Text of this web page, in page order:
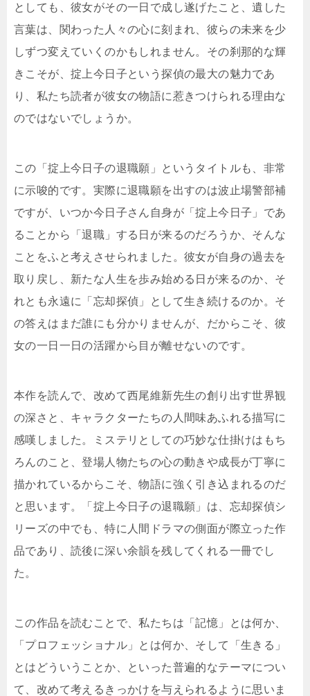
としても、彼女がその一日で成し遂げたこと、遺した
言葉は、関わった人々の心に刻まれ、彼らの未来を少
しずつ変えていくのかもしれません。その刹那的な輝
きこそが、掟上今日子という探偵の最大の魅力であ
り、私たち読者が彼女の物語に惹きつけられる理由な
のではないでしょうか。
この「掟上今日子の退職願」というタイトルも、非常
に示唆的です。実際に退職願を出すのは波止場警部補
ですが、いつか今日子さん自身が「掟上今日子」であ
ることから「退職」する日が来るのだろうか、そんな
ことをふと考えさせられました。彼女が自身の過去を
取り戻し、新たな人生を歩み始める日が来るのか、そ
れとも永遠に「忘却探偵」として生き続けるのか。そ
の答えはまだ誰にも分かりませんが、だからこそ、彼
女の一日一日の活躍から目が離せないのです。
本作を読んで、改めて西尾維新先生の創り出す世界観
の深さと、キャラクターたちの人間味あふれる描写に
感嘆しました。ミステリとしての巧妙な仕掛けはもち
ろんのこと、登場人物たちの心の動きや成長が丁寧に
描かれているからこそ、物語に強く引き込まれるのだ
と思います。「掟上今日子の退職願」は、忘却探偵シ
リーズの中でも、特に人間ドラマの側面が際立った作
品であり、読後に深い余韻を残してくれる一冊でし
た。
この作品を読むことで、私たちは「記憶」とは何か、
「プロフェッショナル」とは何か、そして「生きる」
とはどういうことか、といった普遍的なテーマについ
て、改めて考えるきっかけを与えられるように思いま